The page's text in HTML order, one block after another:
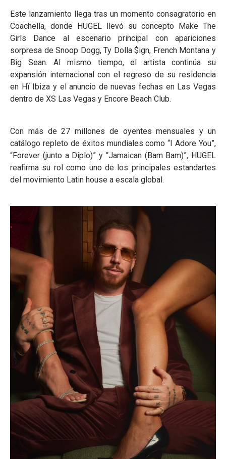
Este lanzamiento llega tras un momento consagratorio en
Coachella, donde HUGEL llevó su concepto Make The
Girls Dance al escenario principal con apariciones
sorpresa de Snoop Dogg, Ty Dolla $ign, French Montana y
Big Sean. Al mismo tiempo, el artista continúa su
expansión internacional con el regreso de su residencia
en Hï Ibiza y el anuncio de nuevas fechas en Las Vegas
dentro de XS Las Vegas y Encore Beach Club.
Con más de 27 millones de oyentes mensuales y un
catálogo repleto de éxitos mundiales como “I Adore You”,
“Forever (junto a Diplo)” y “Jamaican (Bam Bam)”, HUGEL
reafirma su rol como uno de los principales estandartes
del movimiento Latin house a escala global.